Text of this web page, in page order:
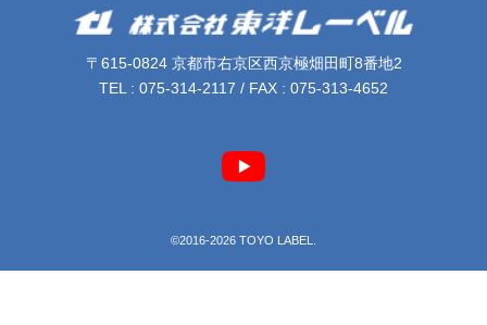
〒615-0824 京都市右京区西京極畑田町8番地2
TEL : 075-314-2117 / FAX : 075-313-4652
©2016-2026 TOYO LABEL.